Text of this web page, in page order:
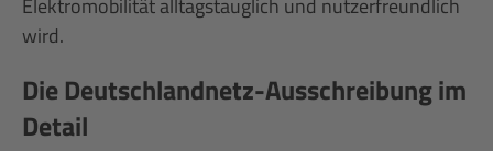
wird.
Die Deutschlandnetz-Ausschreibung im
Detail